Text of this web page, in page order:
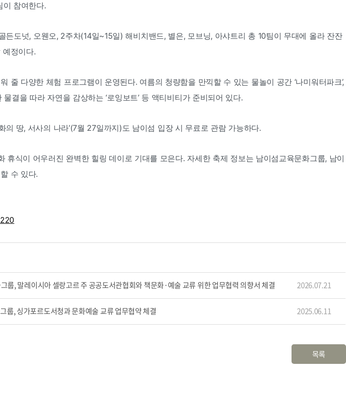
이 참여한다.
도넛, 오웬오, 2주차(14일~15일) 해비치밴드, 별은, 모브닝, 아샤트리 총 10팀이 무대에 올라 잔잔
예정이다.
줄 다양한 체험 프로그램이 운영된다. 여름의 청량함을 만끽할 수 있는 물놀이 공간 ‘나미워터파크’,
결을 따라 자연을 감상하는 ‘로잉보트’ 등 액티비티가 준비되어 있다.
의 땅, 서사의 나라’(7월 27일까지)도 남이섬 입장 시 무료로 관람 가능하다.
휴식이 어우러진 완벽한 힐링 데이로 기대를 모은다. 자세한 축제 정보는 남이섬교육문화그룹, 남이
수 있다.
룹, 말레이시아 셀랑고르 주 공공도서관협회와 책문화·예술 교류 위한 업무협력 의향서 체결 2026.07.21
룹, 싱가포르도서청과 문화예술 교류 업무협약 체결 2025.06.11
목록